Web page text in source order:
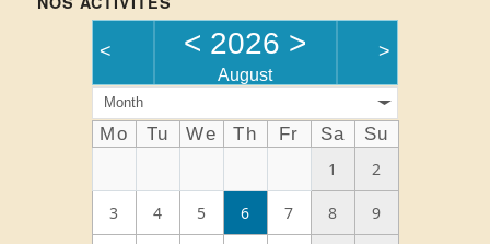
< < 2026 >
August
>
Month
Mo Tu We Th Fr Sa
Su
1
2
3 4 5 6 7 8 9